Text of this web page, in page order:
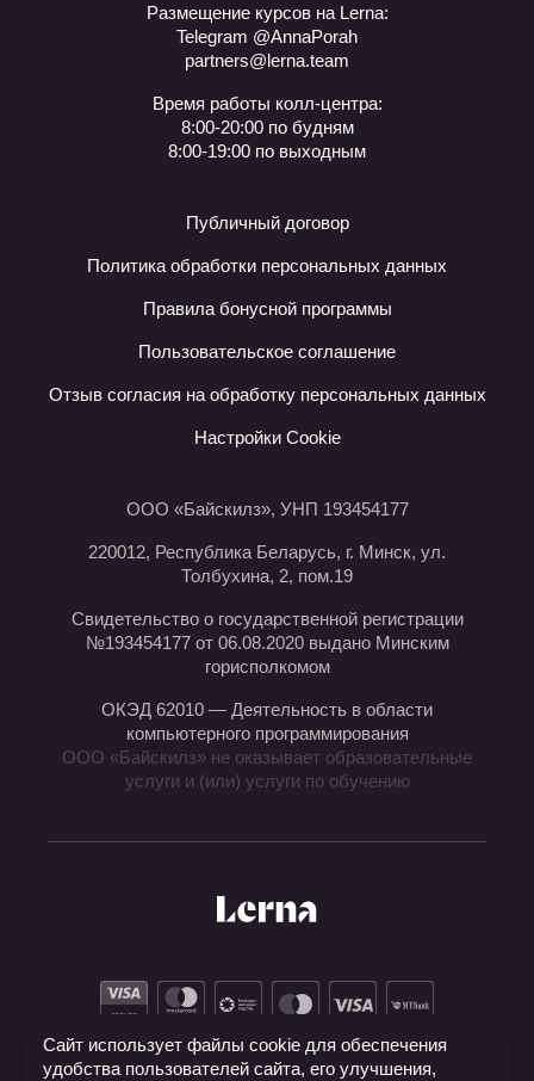
Размещение курсов на Lerna:
Telegram @AnnaPorah
partners@lerna.team
Время работы колл-центра:
8:00-20:00 по будням
8:00-19:00 по выходным
Публичный договор
Политика обработки персональных данных
Правила бонусной программы
Пользовательское соглашение
Отзыв согласия на обработку персональных данных
Настройки Cookie
ООО «Байскилз», УНП 193454177
220012, Республика Беларусь, г. Минск, ул.
Толбухина, 2, пом.19
Свидетельство о государственной регистрации
№193454177 от 06.08.2020 выдано Минским
горисполкомом
ОКЭД 62010 — Деятельность в области
компьютерного программирования
ООО «Байскилз» не оказывает образовательные
услуги и (или) услуги по обучению
Сайт использует файлы cookie для обеспечения
удобства пользователей сайта, его улучшения,